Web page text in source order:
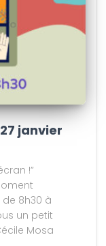
janvier
!”
de 8h30 à
un petit
Mosa